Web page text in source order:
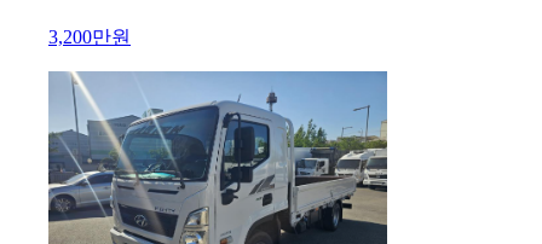
3,200만원